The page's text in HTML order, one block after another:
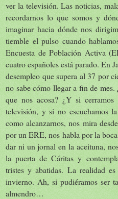
ver la televisión. Las noticias,
recordarnos lo que somos y
imaginar hacia dónde nos
tiemble el pulso cuando
Encuesta de Población Activa
cuatro españoles está parado. En
desempleo que supera al 37 por
no sabe cómo llegar a fin de
que nos acosa? ¿Y si
televisión, y si no escuchamos
como alcanzarnos, nos mira
por un ERE, nos habla por la
dar ni un jornal en la aceituna,
la puerta de Cáritas y
tristes y abatidas. La realidad
invierno. Ah, si pudiéramos ser
almendro…